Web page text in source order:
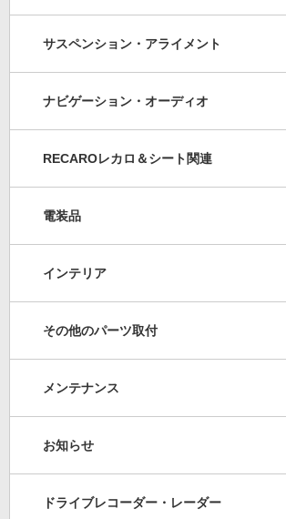
サスペンション・アライメント
ナビゲーション・オーディオ
RECAROレカロ＆シート関連
電装品
インテリア
その他のパーツ取付
メンテナンス
お知らせ
ドライブレコーダー・レーダー